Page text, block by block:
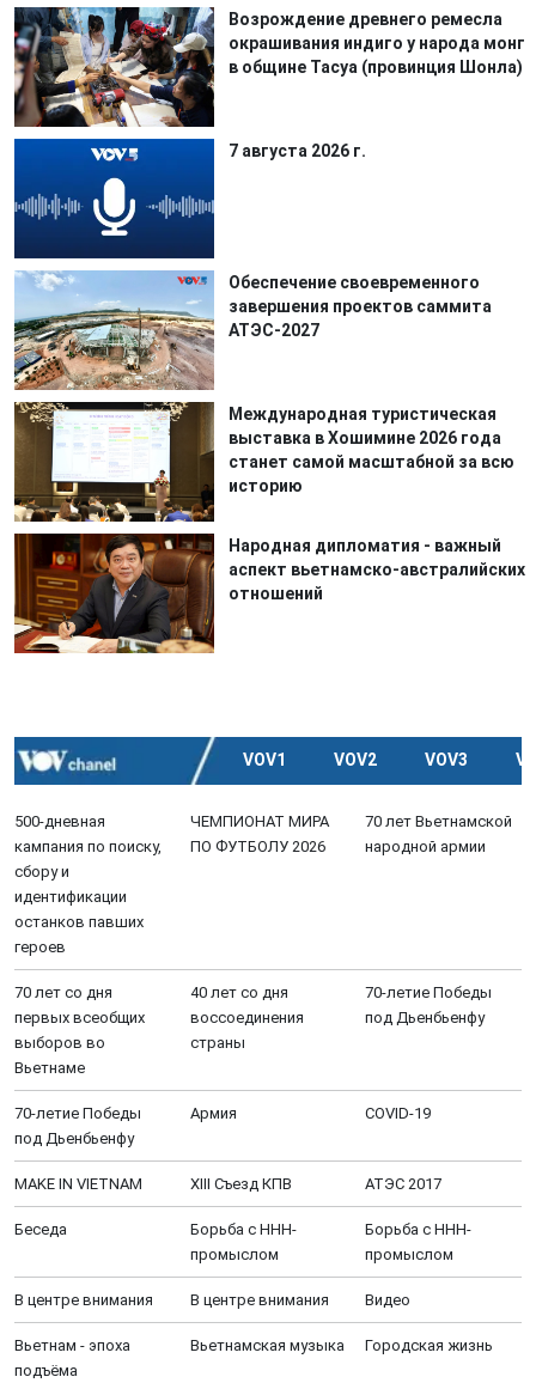
Возрождение древнего ремесла
окрашивания индиго у народа монг
в общине Тасуа (провинция Шонла)
7 августа 2026 г.
Обеспечение своевременного
завершения проектов саммита
АТЭС-2027
Международная туристическая
выставка в Хошимине 2026 года
станет самой масштабной за всю
историю
Народная дипломатия - важный
аспект вьетнамско-австралийских
отношений
VOV1 VOV2 VOV3
500-дневная
кампания по поиску,
сбору и
идентификации
останков павших
героев
ЧЕМПИОНАТ МИРА
ПО ФУТБОЛУ 2026
70 лет Вьетнамской
народной армии
70 лет со дня
первых всеобщих
выборов во
Вьетнаме
40 лет со дня
воссоединения
страны
70-летие Победы
под Дьенбьенфу
70-летие Победы
под Дьенбьенфу
Aрмия COVID-19
MAKE IN VIETNAM XIII Cъезд КПВ АТЭС 2017
Беседа
Борьба с ННН-
промыслом
Борьба с ННН-
промыслом
В центре внимания В центре внимания Видео
Вьетнам - эпоха
подъёма
Вьетнамская музыка Городская жизнь